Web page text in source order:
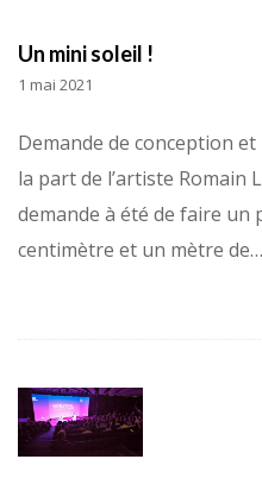
Un mini soleil !
1 mai 2021
Demande de conception
la part de l’artiste Romain
demande à été de faire
centimètre et un mètre de…